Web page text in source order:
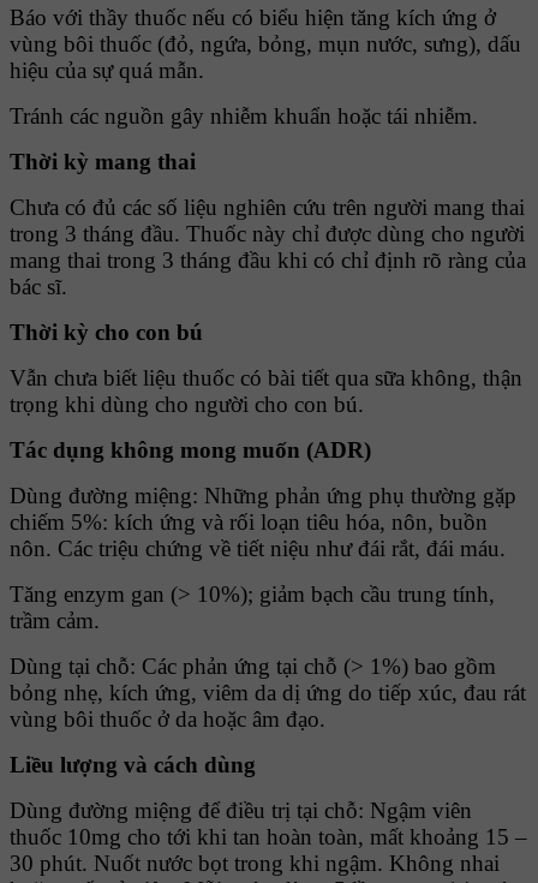
Báo với thầy thuốc nếu có biểu hiện tăng kích ứng ở
vùng bôi thuốc (đỏ, ngứa, bỏng, mụn nước, sưng), dấu
hiệu của sự quá mẫn.
Tránh các nguồn gây nhiễm khuẩn hoặc tái nhiễm.
Thời kỳ mang thai
Chưa có đủ các số liệu nghiên cứu trên người mang thai
trong 3 tháng đầu. Thuốc này chỉ được dùng cho người
mang thai trong 3 tháng đầu khi có chỉ định rõ ràng của
bác sĩ.
Thời kỳ cho con bú
Vẫn chưa biết liệu thuốc có bài tiết qua sữa không, thận
trọng khi dùng cho người cho con bú.
Tác dụng không mong muốn (ADR)
Dùng đường miệng: Những phản ứng phụ thường gặp
chiếm 5%: kích ứng và rối loạn tiêu hóa, nôn, buồn
nôn. Các triệu chứng về tiết niệu như đái rắt, đái máu.
Tăng enzym gan (> 10%); giảm bạch cầu trung tính,
trầm cảm.
Dùng tại chỗ: Các phản ứng tại chỗ (> 1%) bao gồm
bỏng nhẹ, kích ứng, viêm da dị ứng do tiếp xúc, đau rát
vùng bôi thuốc ở da hoặc âm đạo.
Liều lượng và cách dùng
Dùng đường miệng để điều trị tại chỗ: Ngậm viên
thuốc 10mg cho tới khi tan hoàn toàn, mất khoảng 15 –
30 phút. Nuốt nước bọt trong khi ngậm. Không nhai